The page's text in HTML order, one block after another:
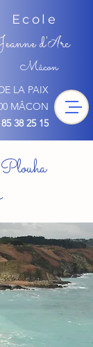
LA PAIX
MÂCON
38 25 15
Ecole
d'Arc
Mâcon
Plouha